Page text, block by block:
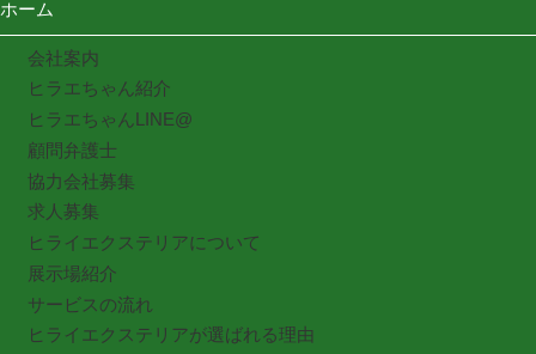
ホーム
会社案内
ヒラエちゃん紹介
ヒラエちゃんLINE@
顧問弁護士
協力会社募集
求人募集
ヒライエクステリアについて
展示場紹介
サービスの流れ
ヒライエクステリアが選ばれる理由